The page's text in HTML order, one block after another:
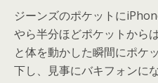
ジーンズのポケットに
やら半分ほどポケットから
と体を動かした瞬間にポケ
下し、見事にバキフォンに